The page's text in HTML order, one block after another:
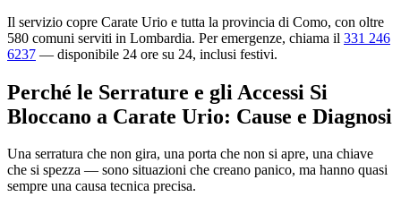
Il servizio copre Carate Urio e tutta la provincia di Como, con oltre
580 comuni serviti in Lombardia. Per emergenze, chiama il 331 246
6237 — disponibile 24 ore su 24, inclusi festivi.
Perché le Serrature e gli Accessi Si
Bloccano a Carate Urio: Cause e Diagnosi
Una serratura che non gira, una porta che non si apre, una chiave
che si spezza — sono situazioni che creano panico, ma hanno quasi
sempre una causa tecnica precisa.